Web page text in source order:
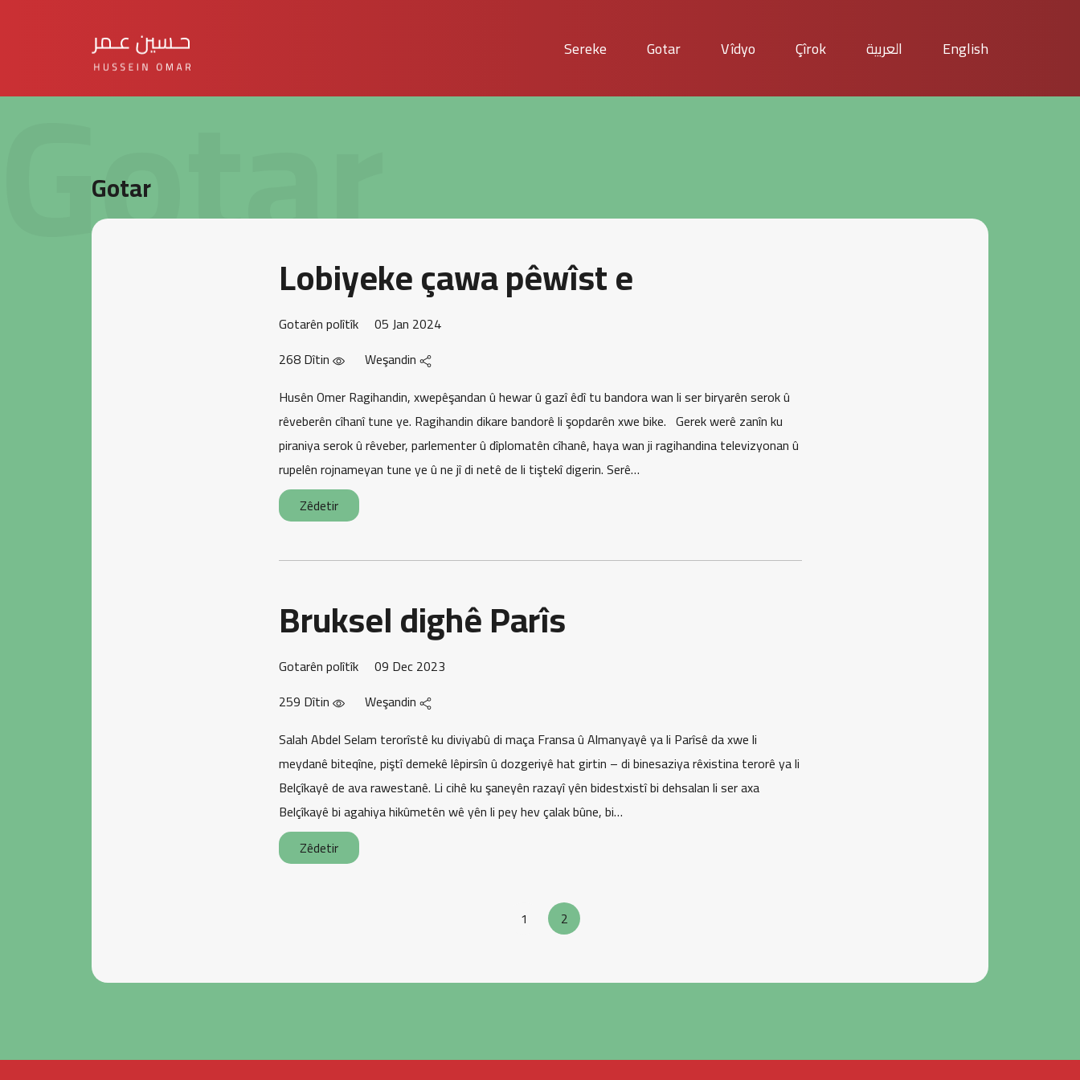
Sereke Gotar Vîdyo Çîrok العربية English
Gotar
Gotar
Lobiyeke çawa pêwîst e
Gotarên polîtîk
05 Jan 2024
268 Dîtin
Weşandin
Husên Omer Ragihandin, xwepêşandan û hewar û gazî êdî tu bandora wan li ser biryarên serok û
rêveberên cîhanî tune ye. Ragihandin dikare bandorê li şopdarên xwe bike. Gerek werê zanîn ku
piraniya serok û rêveber, parlementer û dîplomatên cîhanê, haya wan ji ragihandina televizyonan û
rupelên rojnameyan tune ye û ne jî di netê de li tiştekî digerin. Serê…
Zêdetir
Bruksel dighê Parîs
Gotarên polîtîk
09 Dec 2023
259 Dîtin
Weşandin
Salah Abdel Selam terorîstê ku diviyabû di maça Fransa û Almanyayê ya li Parîsê da xwe li
meydanê biteqîne, piştî demekê lêpirsîn û dozgeriyê hat girtin – di binesaziya rêxistina terorê ya li
Belçîkayê de ava rawestanê. Li cihê ku şaneyên razayî yên bidestxistî bi dehsalan li ser axa
Belçîkayê bi agahiya hikûmetên wê yên li pey hev çalak bûne, bi…
Zêdetir
1 2